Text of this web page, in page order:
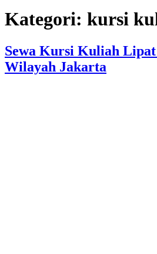
Kategori: kursi
Sewa Kursi Kuliah Lipat
Wilayah Jakarta